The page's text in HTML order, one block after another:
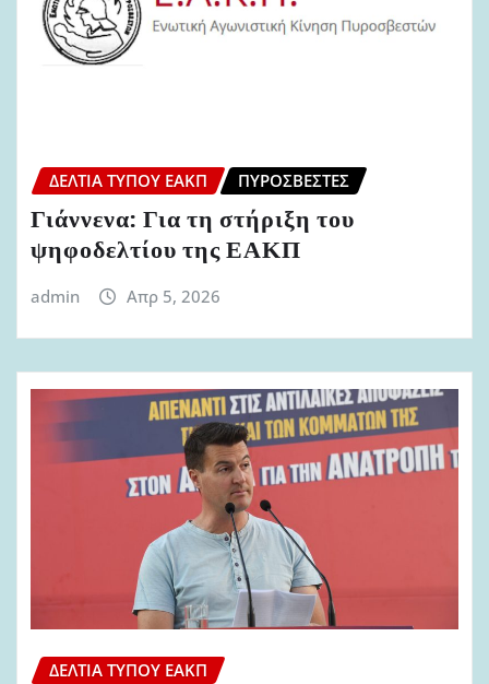
ΔΕΛΤΊΑ ΤΎΠΟΥ ΕΑΚΠ ΠΥΡΟΣΒΈΣΤΕΣ
Γιάννενα: Για τη στήριξη του
ψηφοδελτίου της ΕΑΚΠ
admin Απρ 5, 2026
ΔΕΛΤΊΑ ΤΎΠΟΥ ΕΑΚΠ